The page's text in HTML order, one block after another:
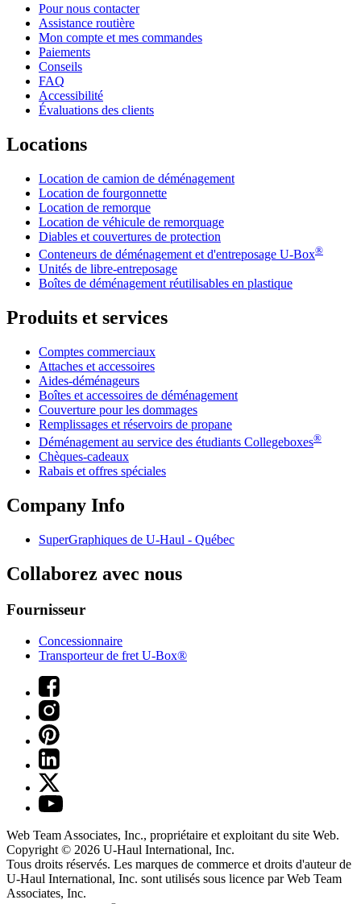
Pour nous contacter
Assistance routière
Mon compte et mes commandes
Paiements
Conseils
FAQ
Accessibilité
Évaluations des clients
Locations
Location de camion de déménagement
Location de fourgonnette
Location de remorque
Location de véhicule de remorquage
Diables et couvertures de protection
Conteneurs de déménagement et d'entreposage U-Box®
Unités de libre-entreposage
Boîtes de déménagement réutilisables en plastique
Produits et services
Comptes commerciaux
Attaches et accessoires
Aides-déménageurs
Boîtes et accessoires de déménagement
Couverture pour les dommages
Remplissages et réservoirs de propane
Déménagement au service des étudiants Collegeboxes®
Chèques-cadeaux
Rabais et offres spéciales
Company Info
SuperGraphiques de U-Haul - Québec
Collaborez avec nous
Fournisseur
Concessionnaire
Transporteur de fret U-Box®
Web Team Associates, Inc., propriétaire et exploitant du site Web.
Copyright © 2026 U-Haul International, Inc.
Tous droits réservés. Les marques de commerce et droits d'auteur de
U-Haul International, Inc. sont utilisés sous licence par Web Team
Associates, Inc.